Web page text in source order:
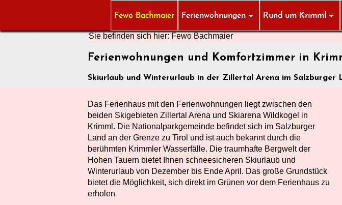
Fewo Bachmaier Ferienwohnungen Rund um Krimml
Sie befinden sich hier:Fewo Bachmaier
Ferienwohnungen und Komfortzimmer in
Skiurlaub und Winterurlaub in der Zillertal Arena im Salzburger
Das Ferienhaus mit den Ferienwohnungen liegt zwischen den
beiden Skigebieten Zillertal Arena und Skiarena Wildkogel in
Krimml. Die Nationalparkgemeinde befindet sich im Salzburger
Land an der Grenze zu Tirol und ist auch bekannt durch die
berühmten Krimmler Wasserfälle. Die traumhafte Bergwelt der
Hohen Tauern bietet Ihnen schneesicheren Skiurlaub und
Winterurlaub von Dezember bis Ende April. Das große Grundstück
bietet die Möglichkeit, sich direkt im Grünen vor dem Ferienhaus zu
erholen